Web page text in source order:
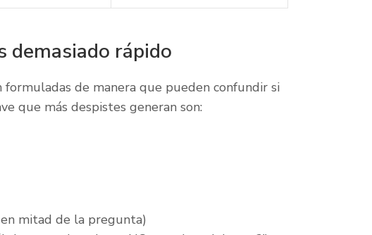
demasiado rápido
de manera que pueden confundir si
que más despistes generan son:
mitad de la pregunta)